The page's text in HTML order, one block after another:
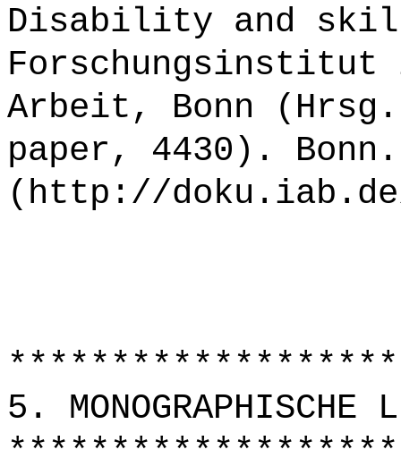
Disability and
Forschungsinstitut
Arbeit, Bonn
paper, 4430). Bonn.
(http://doku.iab.de/
5. MONOGRAPHISCHE